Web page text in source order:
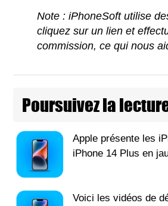
Note : iPhoneSoft utilise
cliquez sur un lien et
commission, ce qui nous
Poursuivez la
Apple présente les
iPhone 14 Plus en
Voici les vidéos de